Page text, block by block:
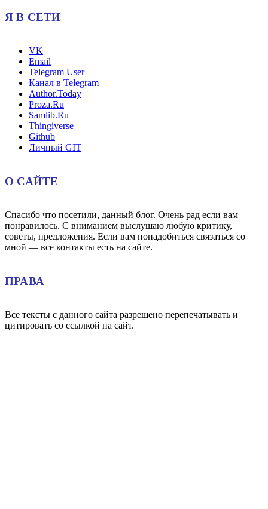
Я В СЕТИ
VK
Email
Telegram User
Канал в Telegram
Author.Today
Proza.Ru
Samlib.Ru
Thingiverse
Github
Личный GIT
О САЙТЕ
Спасибо что посетили, данный блог. Очень рад если вам
понравилось. С вниманием выслушаю любую критику,
советы, предложения. Если вам понадобиться связаться со
мной — все контакты есть на сайте.
ПРАВА
Все тексты с данного сайта разрешено перепечатывать и
цитировать со ссылкой на сайт.